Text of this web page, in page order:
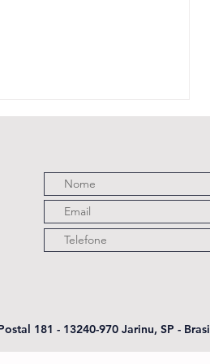
2026!
181 - 13240-970 Jarinu, SP - Brasil